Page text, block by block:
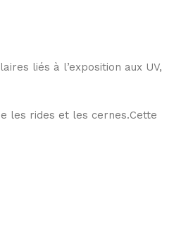
liés à l’exposition aux UV,
les rides et les cernes.Cette